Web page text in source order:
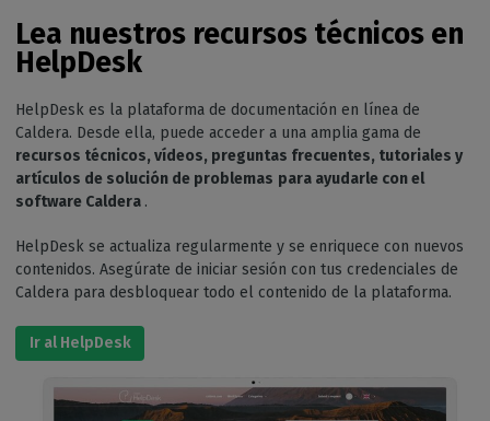
Lea nuestros recursos técnicos en
HelpDesk
HelpDesk es la plataforma de documentación en línea de
Caldera. Desde ella, puede acceder a una amplia gama de
recursos técnicos, vídeos, preguntas frecuentes, tutoriales y
artículos de solución de problemas para ayudarle con el
software Caldera .
HelpDesk se actualiza regularmente y se enriquece con nuevos
contenidos. Asegúrate de iniciar sesión con tus credenciales de
Caldera para desbloquear todo el contenido de la plataforma.
Ir al HelpDesk